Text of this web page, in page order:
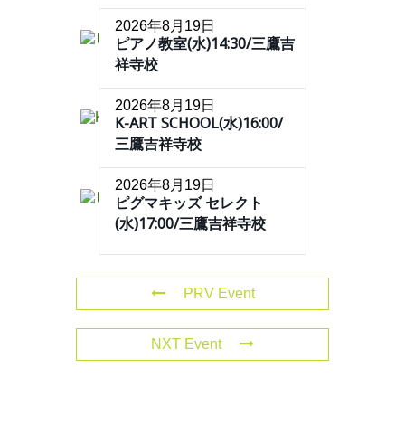
2026年8月19日
ピアノ教室(水)14:30/三鷹吉
祥寺校
2026年8月19日
K-ART SCHOOL(水)16:00/
三鷹吉祥寺校
2026年8月19日
ピグマキッズ セレクト
(水)17:00/三鷹吉祥寺校
PRV Event
NXT Event